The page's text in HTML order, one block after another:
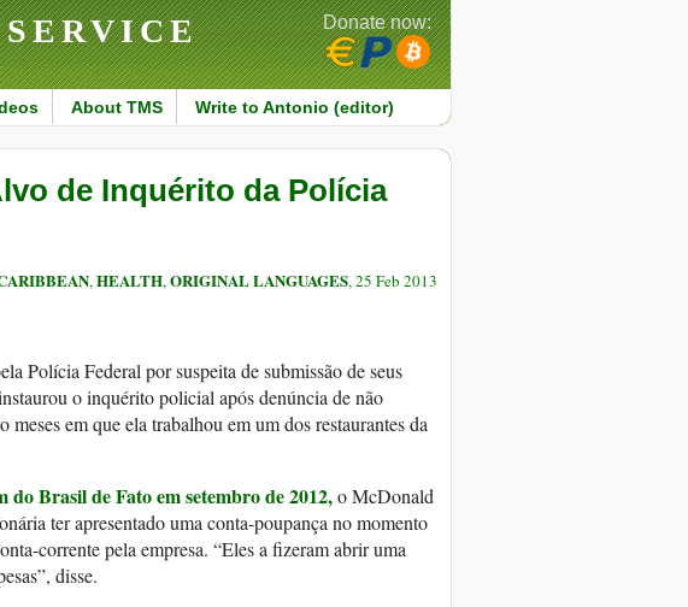
About TMS Write to Antonio (editor)
Donate now:
de Inquérito da Polícia
,HEALTH,ORIGINAL LANGUAGES, 25 Feb 2013
Polícia Federal por suspeita de submissão de seus
o inquérito policial após denúncia de não
em que ela trabalhou em um dos restaurantes da
Brasil de Fato em setembro de 2012,o McDonald
ter apresentado uma conta-poupança no momento
corrente pela empresa. “Eles a fizeram abrir uma
disse.